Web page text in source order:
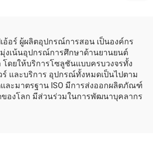
อ้อร์ ผู้ผลิตอุปกรณ์การสอน เป็นองค์กร
งเน้นอุปกรณ์การศึกษาด้านยานยนต์
ดยให้บริการโซลูชันแบบครบวงจรทั้ง
และบริการ อุปกรณ์ทั้งหมดเป็นไปตาม
ละมาตรฐาน ISO มีการส่งออกผลิตภัณฑ์
ของโลก มีส่วนร่วมในการพัฒนาบุคลากร